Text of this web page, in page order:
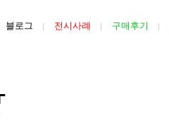
블로그 전시사례 구매후기